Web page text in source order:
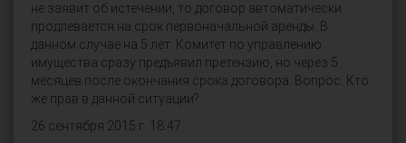
не заявит об истечении, то договор автоматически
продлевается на срок первоначальной аренды. В
данном случае на 5 лет. Комитет по управлению
имущества сразу предъявил претензию, но через 5
месяцев после окончания срока договора. Вопрос. Кто
же прав в данной ситуации?
26 сентября 2015 г. 18:47